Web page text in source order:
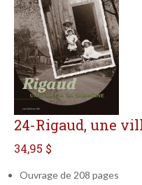
24-Rigaud, une
34,95 $
Ouvrage de 208 pages